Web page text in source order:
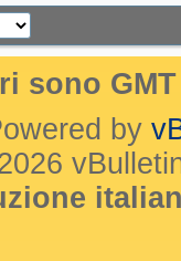
sono
by